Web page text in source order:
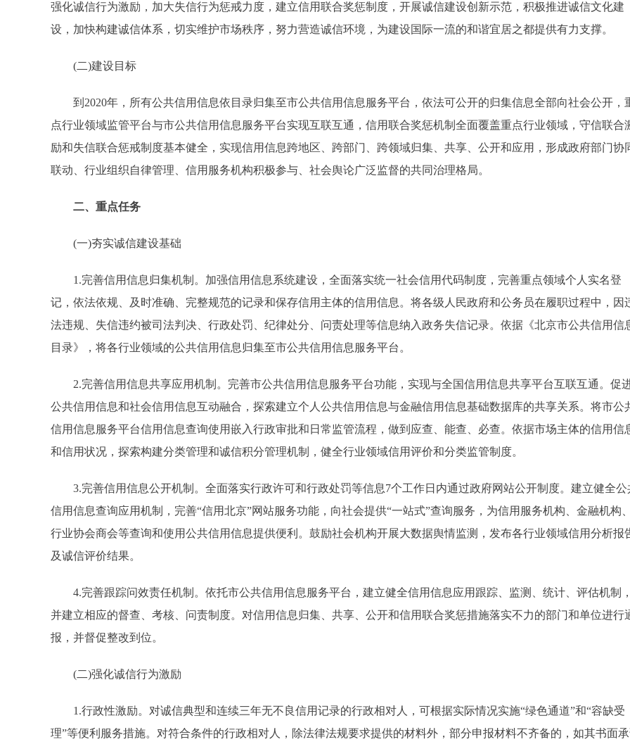
强化诚信行为激励，加大失信行为惩戒力度，建立信用联合奖惩制度，开展诚信建设创新示范，积极推进诚信文化建
设，加快构建诚信体系，切实维护市场秩序，努力营造诚信环境，为建设国际一流的和谐宜居之都提供有力支撑。
(二)建设目标
到2020年，所有公共信用信息依目录归集至市公共信用信息服务平台，依法可公开的归集信息全部向社会公开，
点行业领域监管平台与市公共信用信息服务平台实现互联互通，信用联合奖惩机制全面覆盖重点行业领域，守信联合
励和失信联合惩戒制度基本健全，实现信用信息跨地区、跨部门、跨领域归集、共享、公开和应用，形成政府部门协
联动、行业组织自律管理、信用服务机构积极参与、社会舆论广泛监督的共同治理格局。
二、重点任务
(一)夯实诚信建设基础
1.完善信用信息归集机制。加强信用信息系统建设，全面落实统一社会信用代码制度，完善重点领域个人实名登
记，依法依规、及时准确、完整规范的记录和保存信用主体的信用信息。将各级人民政府和公务员在履职过程中，因
法违规、失信违约被司法判决、行政处罚、纪律处分、问责处理等信息纳入政务失信记录。依据《北京市公共信用信
目录》，将各行业领域的公共信用信息归集至市公共信用信息服务平台。
2.完善信用信息共享应用机制。完善市公共信用信息服务平台功能，实现与全国信用信息共享平台互联互通。促
公共信用信息和社会信用信息互动融合，探索建立个人公共信用信息与金融信用信息基础数据库的共享关系。将市公
信用信息服务平台信用信息查询使用嵌入行政审批和日常监管流程，做到应查、能查、必查。依据市场主体的信用信
和信用状况，探索构建分类管理和诚信积分管理机制，健全行业领域信用评价和分类监管制度。
3.完善信用信息公开机制。全面落实行政许可和行政处罚等信息7个工作日内通过政府网站公开制度。建立健全公
信用信息查询应用机制，完善“信用北京”网站服务功能，向社会提供“一站式”查询服务，为信用服务机构、金融机构、
行业协会商会等查询和使用公共信用信息提供便利。鼓励社会机构开展大数据舆情监测，发布各行业领域信用分析报
及诚信评价结果。
4.完善跟踪问效责任机制。依托市公共信用信息服务平台，建立健全信用信息应用跟踪、监测、统计、评估机制，
并建立相应的督查、考核、问责制度。对信用信息归集、共享、公开和信用联合奖惩措施落实不力的部门和单位进行
报，并督促整改到位。
(二)强化诚信行为激励
1.行政性激励。对诚信典型和连续三年无不良信用记录的行政相对人，可根据实际情况实施“绿色通道”和“容缺受
理”等便利服务措施。对符合条件的行政相对人，除法律法规要求提供的材料外，部分申报材料不齐备的，如其书面